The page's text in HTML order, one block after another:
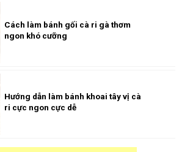
Cách làm bánh gối cà ri gà thơm
ngon khó cưỡng
Hướng dẫn làm bánh khoai tây vị cà
ri cực ngon cực dễ